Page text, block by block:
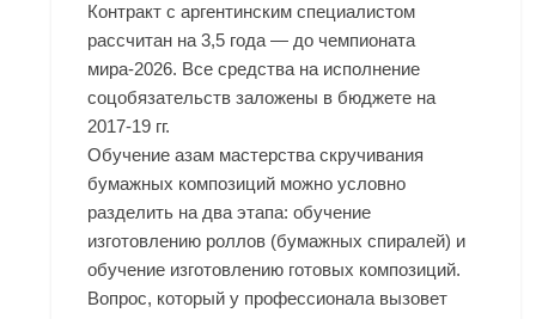
Контракт с аргентинским специалистом
рассчитан на 3,5 года — до чемпионата
мира-2026. Все средства на исполнение
соцобязательств заложены в бюджете на
2017-19 гг.
Обучение азам мастерства скручивания
бумажных композиций можно условно
разделить на два этапа: обучение
изготовлению роллов (бумажных спиралей) и
обучение изготовлению готовых композиций.
Вопрос, который у профессионала вызовет